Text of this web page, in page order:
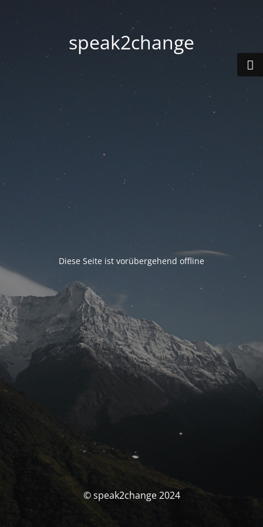
speak2change
Diese Seite ist vorübergehend offline
© speak2change 2024